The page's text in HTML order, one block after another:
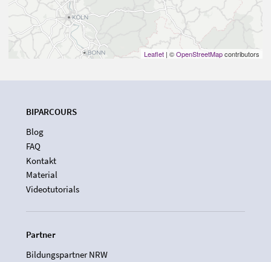
Leaflet | ©OpenStreetMapcontributors
BIPARCOURS
Blog
FAQ
Kontakt
Material
Videotutorials
Partner
Bildungspartner NRW